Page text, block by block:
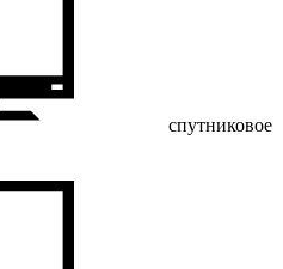
спутниковое